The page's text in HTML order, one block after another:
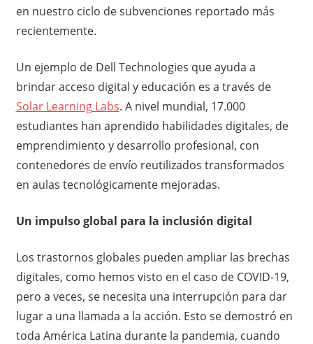
en nuestro ciclo de subvenciones reportado más
recientemente.
Un ejemplo de Dell Technologies que ayuda a
brindar acceso digital y educación es a través de
Solar Learning Labs. A nivel mundial, 17.000
estudiantes han aprendido habilidades digitales, de
emprendimiento y desarrollo profesional, con
contenedores de envío reutilizados transformados
en aulas tecnológicamente mejoradas.
Un impulso global para la inclusión digital
Los trastornos globales pueden ampliar las brechas
digitales, como hemos visto en el caso de COVID-19,
pero a veces, se necesita una interrupción para dar
lugar a una llamada a la acción. Esto se demostró en
toda América Latina durante la pandemia, cuando